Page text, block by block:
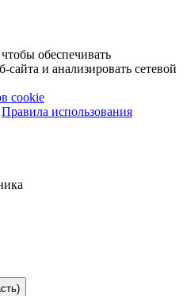
обеспечивать
и анализировать сетевой
cookie
Правила использования